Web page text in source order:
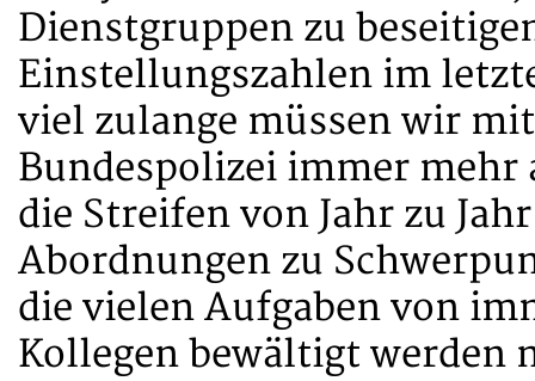
Dienstgruppen zu
Einstellungszahlen im
viel zulange müssen wir
Bundespolizei immer mehr
die Streifen von Jahr zu
Abordnungen zu
die vielen Aufgaben von
Kollegen bewältigt werden